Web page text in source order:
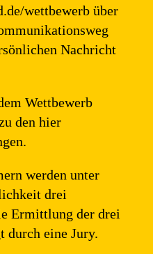
wettbewerb über
Nachricht
Wettbewerb
den hier
werden unter
drei
Ermittlung der drei
durch eine Jury.